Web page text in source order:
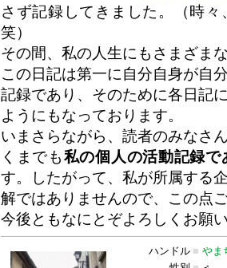
さず記録してきました。（時
笑）
その間、私の人生にもさまざま
この日記は第一に自分自身が自
記録であり、そのために各日記
ようにもなっております。
いまさらながら、読者のみなさ
くまでも私の個人の活動記録で
す。したがって、私が所属する
解ではありませんので、この点
今後ともなにとぞよろしくお願
ハンドル ■ やま